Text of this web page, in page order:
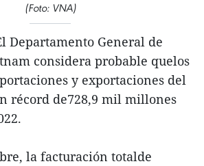
(Foto: VNA)
Departamento General de
considera probable quelos
y exportaciones del
récord de728,9 mil millones
la facturación totalde